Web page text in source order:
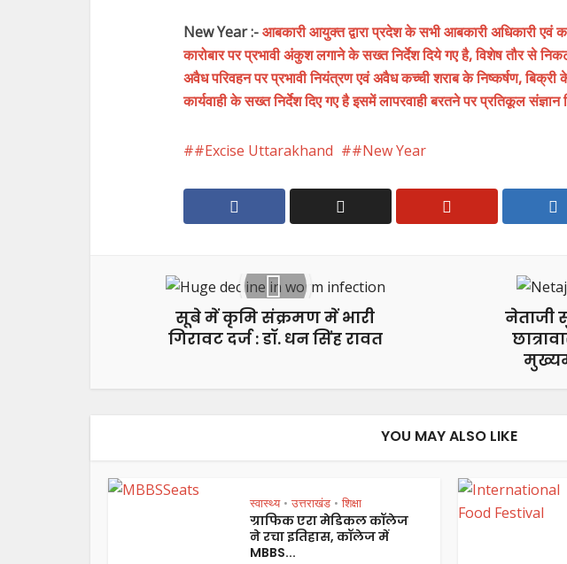
New Year :-आबकारी आयुक्त द्वारा प्रदेश के सभी आबकारी अधिकारी एवं
कारोबार पर प्रभावी अंकुश लगाने के सख्त निर्देश दिये गए है, विशेष तौर से
अवैध परिवहन पर प्रभावी नियंत्रण एवं अवैध कच्ची शराब के निष्कर्षण, बिक्री के
कार्यवाही के सख्त निर्देश दिए गए है इसमें लापरवाही बरतने पर प्रतिकूल संज्ञान
#Excise Uttarakhand #New Year
सूबे में कृमि संक्रमण में भारी
गिरावट दर्ज : डॉ. धन सिंह रावत
नेताजी
YOU MAY ALSO LIKE
स्वास्थ्य • उत्तराखंड • शिक्षा
ग्राफिक एरा मेडिकल कॉलेज
ने रचा इतिहास, कॉलेज में
MBBS...